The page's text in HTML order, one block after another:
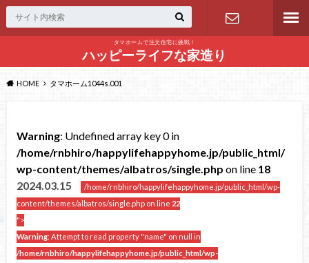
タマホームで注文住宅に挑戦！
ハッピーライフな家造り問い合わせ
HOME タマホーム1044s.001
Warning: Undefined array key 0 in
/home/rnbhiro/happylifehappyhome.jp/public_html/
wp-content/themes/albatros/single.php on line 18
2024.03.15
/home/rnbhiro/happylifehappyhome.jp/public_html/wp-
content/themes/albatros/single.php on line 22
">
Warning: Attempt to read property "name" on null in
/home/rnbhiro/happylifehappyhome.jp/public_html/wp-